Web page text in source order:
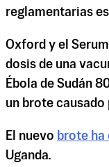
reglamentarias
Oxford y el
dosis de una
Ébola de Sudán
un brote
El nuevo brote
Uganda.